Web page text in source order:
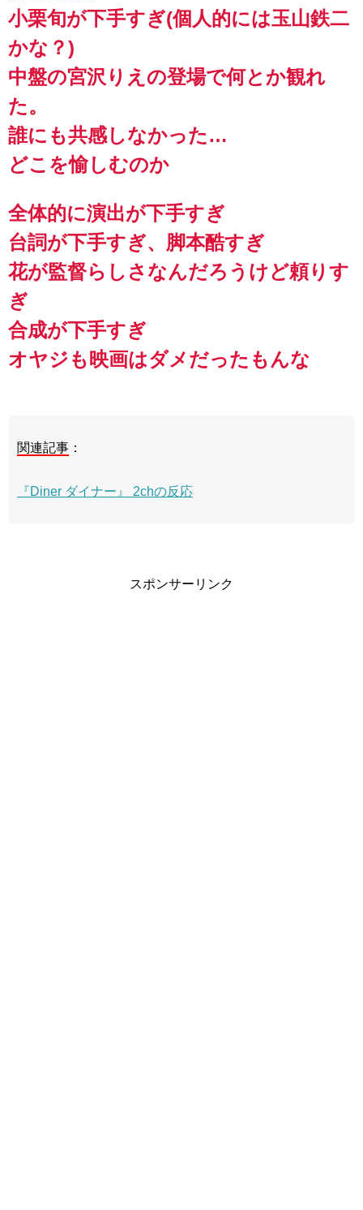
小栗旬が下手すぎ(個人的には玉山鉄二
かな？)
中盤の宮沢りえの登場で何とか観れ
た。
誰にも共感しなかった…
どこを愉しむのか
全体的に演出が下手すぎ
台詞が下手すぎ、脚本酷すぎ
花が監督らしさなんだろうけど頼りす
ぎ
合成が下手すぎ
オヤジも映画はダメだったもんな
関連記事 ：
『Diner ダイナー』 2chの反応
スポンサーリンク